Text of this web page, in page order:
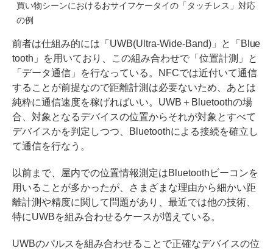
買い物シーンにおけるおサイフケータイの「タッチレス」対応
の例
前者は仕組み的には「UWB(Ultra-Wide-Band)」と「Blue
tooth」を用いており、この組み合わせで「位置計測」と
「データ通信」を行なっている。NFCでは近付いて通信
することが前提なので距離計測は必要ないため、あとは
純粋に通信速度を稼げればいい。UWB＋Bluetoothの場
合、対象となるデバイスの位置からそれが対象とすべて
デバイスかを判定しつつ、Bluetoothによる接続を確立し
て通信を行なう。
以前まで、屋内での位置情報測定はBluetoothビーコンを
用いることが多かったが、さまざまな理由から細かい距
離計測や精度に関して問題があり、最近では他の技術、
特にUWBを組み合わせるケースが増えている。
UWBのパルスを組み合わせることで正確なデバイスの位